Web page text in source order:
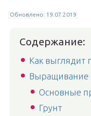
Обновлено: 19.07.2019
Содержание:
Как выглядит
Выращивание
Основные
Грунт